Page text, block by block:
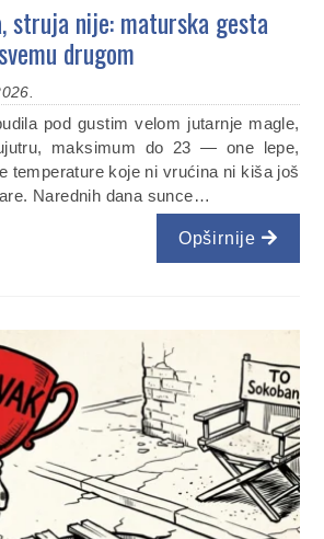
struja nije: maturska gesta
drugom
pod gustim velom jutarnje magle,
maksimum do 23 — one lepe,
temperature koje ni vrućina ni kiša još
Narednih dana sunce…
Opširnije